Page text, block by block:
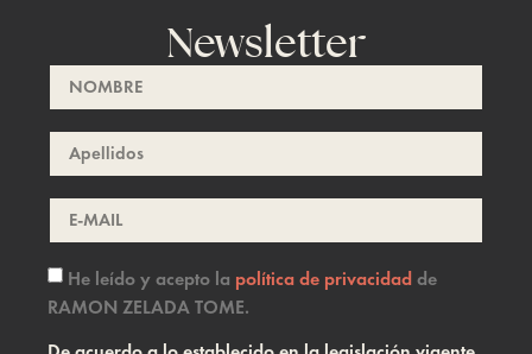
Newsletter
He leído y acepto la política de privacidadde
RAMON ZELADA TOME.